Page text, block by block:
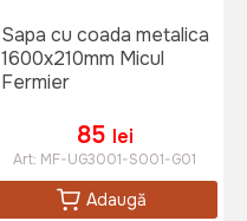
Sapa cu coada metalica
1600x210mm Micul
Fermier
85 lei
Art: MF-UG3001-S001-G01
Adaugă